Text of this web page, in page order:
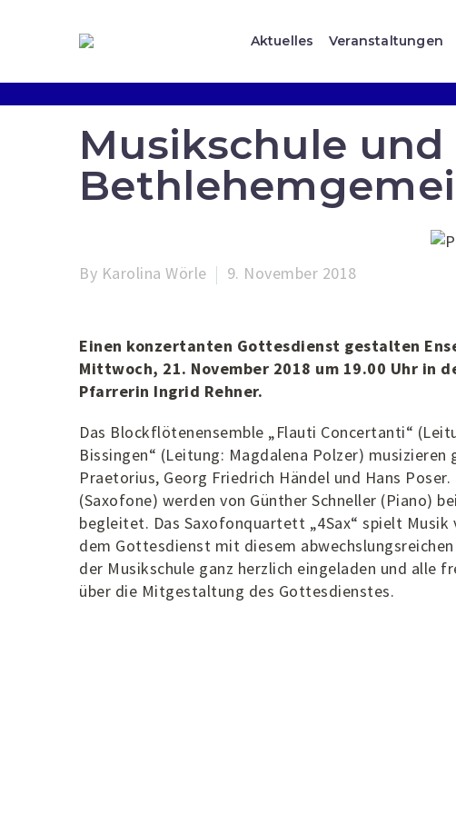
Aktuelles Veranstaltungen
Musikschule und
By Karolina Wörle 9. November 2018
Einen konzertanten Gottesdienst gestalten
Mittwoch, 21. November 2018 um 19.00 Uhr in
Pfarrerin Ingrid Rehner.
Das Blockflötenensemble „Flauti Concertanti“
Bissingen“ (Leitung: Magdalena Polzer)
Praetorius, Georg Friedrich Händel und Hans
(Saxofone) werden von Günther Schneller (Piano)
begleitet. Das Saxofonquartett „4Sax“ spielt Musik
dem Gottesdienst mit diesem
der Musikschule ganz herzlich eingeladen und alle
über die Mitgestaltung des Gottesdienstes.